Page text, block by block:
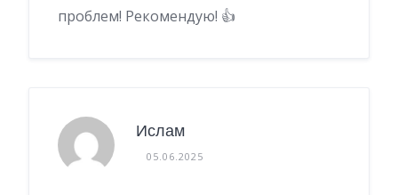
проблем! Рекомендую! 👍
Ислам
05.06.2025